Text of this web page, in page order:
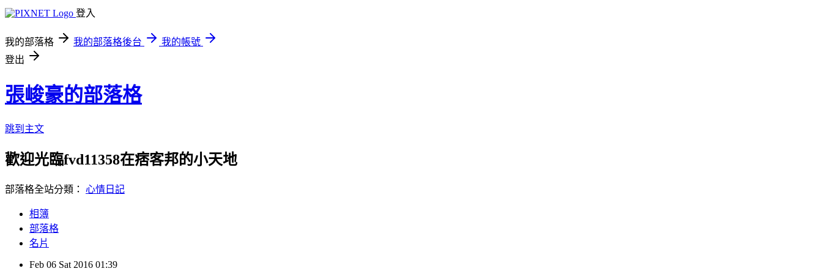
登入
我的部落格 我的部落格後台
我的帳號
登出
張峻豪的部落格
跳到主文
歡迎光臨fvd11358在痞客邦的小天地
部落格全站分類： 心情日記
相簿
部落格
名片
Feb 06 Sat 2016 01:39